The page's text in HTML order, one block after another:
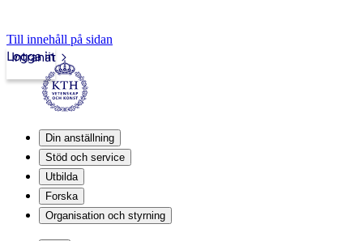
Till innehåll på sidan
Intranät
Logga in
Din anställning
Stöd och service
Utbilda
Forska
Organisation och styrning